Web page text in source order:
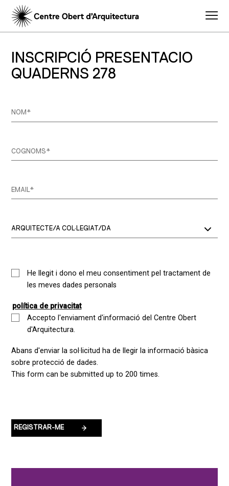
INSCRIPCIÓ PRESENTACIO
QUADERNS 278
He llegit i dono el meu consentiment pel tractament de
les meves dades personals
política de privacitat
Accepto l'enviament d'informació del Centre Obert
d'Arquitectura.
Abans d'enviar la sol·licitud ha de llegir la informació bàsica
sobre protecció de dades.
This form can be submitted up to 200 times.